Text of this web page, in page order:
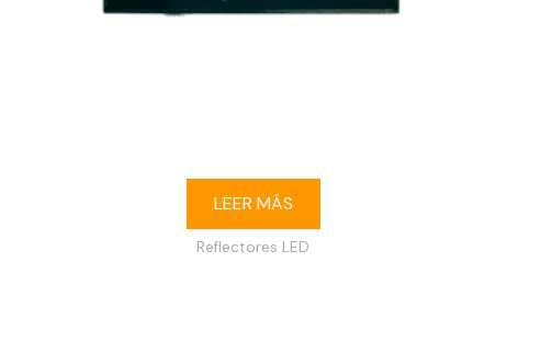
LEER MÁS
Reflectores LED